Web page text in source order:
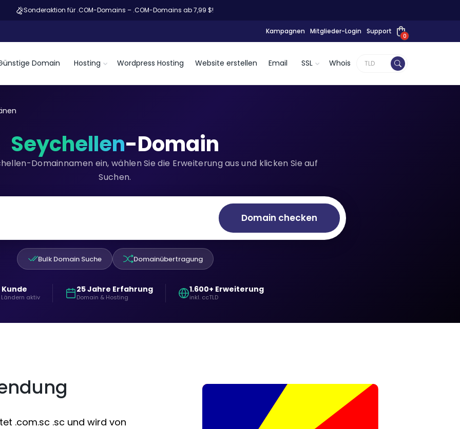
Sonderaktion für .COM-Domains – .COM-Domains ab 7,99 $!
Kampagnen Mitglieder-Login Support
0
Domain Hosting Wordpress Hosting Website erstellen Email SSL Whois
Seychellen-Domain
Domainnamen ein, wählen Sie die Erweiterung aus und klicken Sie auf
Suchen.
Domain checken
Bulk Domain Suche Domainübertragung
Kunde
aktiv
25 Jahre Erfahrung
Domain & Hosting
1.600+ Erweiterung
inkl. ccTLD
.com.sc .sc und wird von